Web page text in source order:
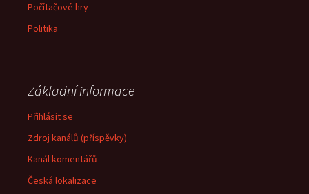
Počítačové hry
Politika
Základní informace
Přihlásit se
Zdroj kanálů (příspěvky)
Kanál komentářů
Česká lokalizace